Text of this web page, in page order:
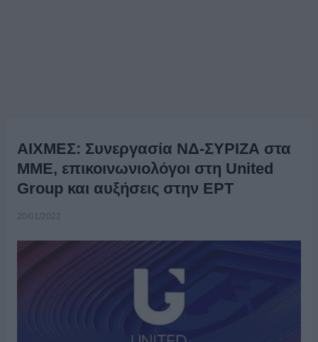
ΑΙΧΜΕΣ: Συνεργασία ΝΔ-ΣΥΡΙΖΑ στα
ΜΜΕ, επικοινωνιολόγοι στη United
Group και αυξήσεις στην ΕΡΤ
20/01/2022